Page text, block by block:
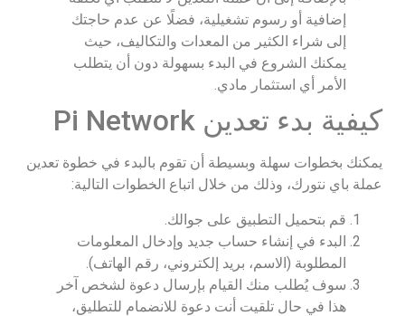
إضافية أو رسوم تشغيلية، فضلًا عن عدم حاجتك
إلى شراء الكثير من المعدات والتكاليف، حيث
يمكنك الشروع في البدء بسهولة دون أن يتطلب
الأمر أي استثمار مادي.
كيفية بدء تعدين Pi Network
يمكنك بخطوات سهلة وبسيطة أن تقوم بالبدء في خطوة تعدين
عملة باي نتورك، وذلك من خلال اتباع الخطوات التالية:
قم بتحميل التطبيق على جوالك.
البدء في إنشاء حساب جديد وإدخال المعلومات
المطلوبة (الاسم، بريد إلكتروني، رقم الهاتف).
سوف يُطلب منك القيام بإرسال دعوة لشخص آخر
هذا في حال تلقيت أنت دعوة للانضمام للتطليق،